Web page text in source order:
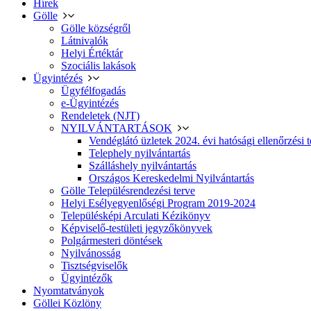
Hírek
Gölle
Gölle községről
Látnivalók
Helyi Értéktár
Szociális lakások
Ügyintézés
Ügyfélfogadás
e-Ügyintézés
Rendeletek (NJT)
NYILVÁNTARTÁSOK
Vendéglátó üzletek 2024. évi hatósági ellenőrzési
Telephely nyilvántartás
Szálláshely nyilvántartás
Országos Kereskedelmi Nyilvántartás
Gölle Településrendezési terve
Helyi Esélyegyenlőségi Program 2019-2024
Településképi Arculati Kézikönyv
Képviselő-testületi jegyzőkönyvek
Polgármesteri döntések
Nyilvánosság
Tisztségviselők
Ügyintézők
Nyomtatványok
Göllei Közlöny